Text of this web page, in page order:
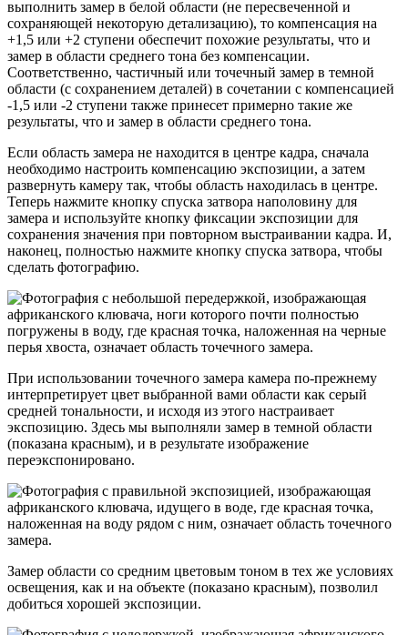
выполнить замер в белой области (не пересвеченной и
сохраняющей некоторую детализацию), то компенсация на
+1,5 или +2 ступени обеспечит похожие результаты, что и
замер в области среднего тона без компенсации.
Соответственно, частичный или точечный замер в темной
области (с сохранением деталей) в сочетании с компенсацией
-1,5 или -2 ступени также принесет примерно такие же
результаты, что и замер в области среднего тона.
Если область замера не находится в центре кадра, сначала
необходимо настроить компенсацию экспозиции, а затем
развернуть камеру так, чтобы область находилась в центре.
Теперь нажмите кнопку спуска затвора наполовину для
замера и используйте кнопку фиксации экспозиции для
сохранения значения при повторном выстраивании кадра. И,
наконец, полностью нажмите кнопку спуска затвора, чтобы
сделать фотографию.
При использовании точечного замера камера по-прежнему
интерпретирует цвет выбранной вами области как серый
средней тональности, и исходя из этого настраивает
экспозицию. Здесь мы выполняли замер в темной области
(показана красным), и в результате изображение
переэкспонировано.
Замер области со средним цветовым тоном в тех же условиях
освещения, как и на объекте (показано красным), позволил
добиться хорошей экспозиции.